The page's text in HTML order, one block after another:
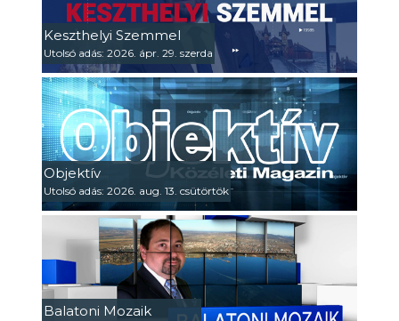
Keszthelyi Szemmel
Utolsó adás: 2026. ápr. 29. szerda
Objektív
Utolsó adás: 2026. aug. 13. csütörtök
Balatoni Mozaik